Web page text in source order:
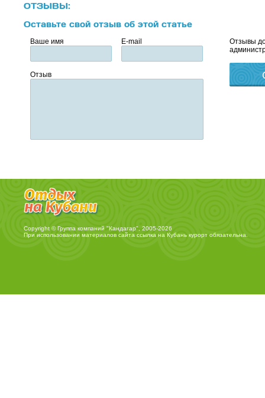
ОТЗЫВЫ:
Оставьте свой отзыв об этой статье
Ваше имя E-mail
Отзыв
Отзывы
Copyright © Группа компаний "Кандагар", 2005-2026
При использовании материалов сайта ссылка на Кубань курортобязательна.